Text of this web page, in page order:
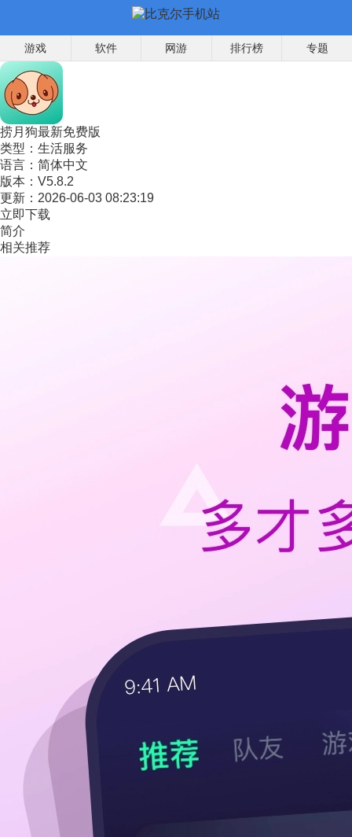
游戏 软件 网游 排行榜 专题
捞月狗最新免费版
类型： 生活服务
语言： 简体中文
版本： V5.8.2
更新： 2026-06-03 08:23:19
立即下载
简介
相关推荐